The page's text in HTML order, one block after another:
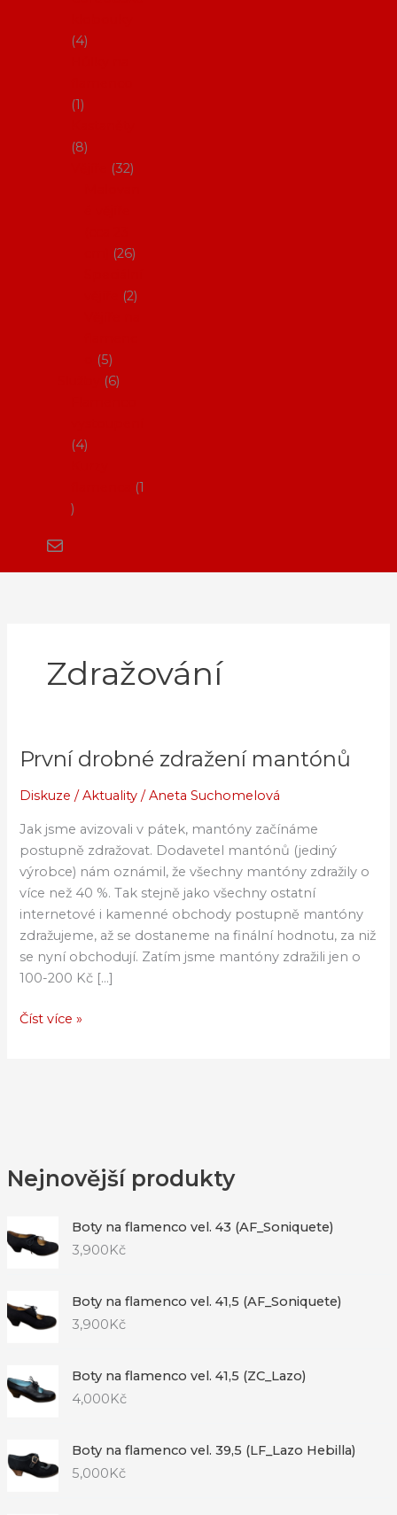
4
1
8
32
26
2
5
6
4
1
Nejnovější produkty
Boty na flamenco vel. 43 (AF_Soniquete)
3,900Kč
Boty na flamenco vel. 41,5 (AF_Soniquete)
3,900Kč
Boty na flamenco vel. 41,5 (ZC_Lazo)
4,000Kč
Boty na flamenco vel. 39,5 (LF_Lazo Hebilla)
5,000Kč
Zdražování
První drobné zdražení mantónů
Diskuze /Aktuality /Aneta Suchomelová
Jak jsme avizovali v pátek, mantóny začínáme
postupně zdražovat. Dodavetel mantónů (jediný
výrobce) nám oznámil, že všechny mantóny zdražily o
více než 40 %. Tak stejně jako všechny ostatní
internetové i kamenné obchody postupně mantóny
zdražujeme, až se dostaneme na finální hodnotu, za niž
se nyní obchodují. Zatím jsme mantóny zdražili jen o
100-200 Kč […]
První
zdražení
Číst více »